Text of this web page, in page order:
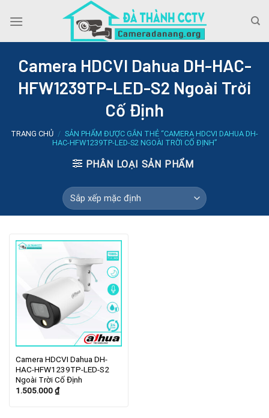
Camera HDCVI Dahua DH-HAC-
HFW1239TP-LED-S2 Ngoài Trời
Cố Định
TRANG CHỦ / SẢN PHẨM ĐƯỢC GẮN THẺ “CAMERA HDCVI DAHUA DH-
HAC-HFW1239TP-LED-S2 NGOÀI TRỜI CỐ ĐỊNH”
PHÂN LOẠI SẢN PHẨM
Camera HDCVI Dahua DH-
HAC-HFW1239TP-LED-S2
Ngoài Trời Cố Định
1.505.000₫